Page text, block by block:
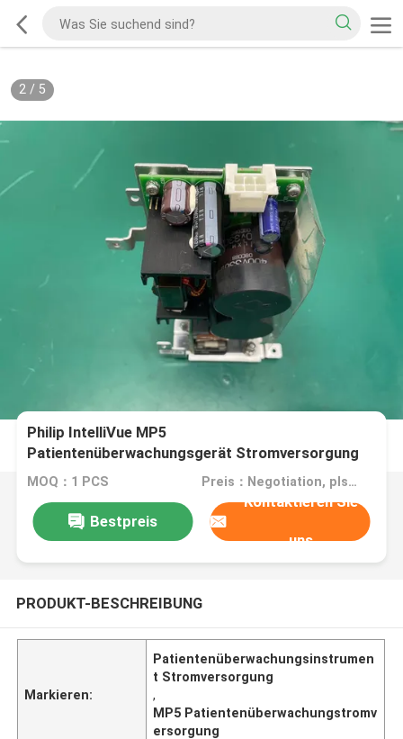
2/ 5
Philip IntelliVue MP5
Patientenüberwachungsgerät Stromversorgung
MOQ：1 PCS Preis：Negotiation, pls contact me
Bestpreis
Kontaktieren Sie
uns
PRODUKT-BESCHREIBUNG
Markieren:
Patientenüberwachungsinstrumen
t Stromversorgung
,
MP5 Patientenüberwachungstromv
ersorgung